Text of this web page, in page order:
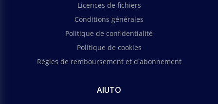
Licences de fichiers
Conditions générales
Politique de confidentialité
Politique de cookies
Règles de remboursement et d'abonnement
AIUTO